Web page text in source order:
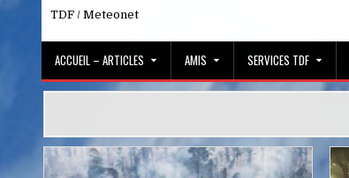
TDF / Meteonet
ACCUEIL – ARTICLES AMIS SERVICES TDF